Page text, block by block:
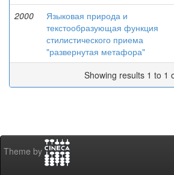
2000
Языковая природа и
текстообразующая функция
стилистического приема
"развернутая метафора"
Showing results 1 to 1
Theme by